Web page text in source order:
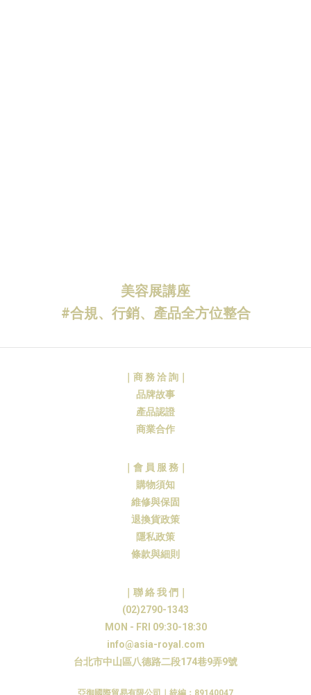
美容展講座
#合規、行銷、產品全方位整合
｜商 務 洽 詢｜
品牌故事
產品認證
商業合作
｜會 員 服 務｜
購物須知
維修與保固
退換貨政策
隱私政策
條款與細則
｜聯 絡 我 們｜
(02)2790-1343
MON - FRI 09:30-18:30
info@asia-royal.com
台北市中山區八德路二段174巷9弄9號
亞御國際貿易有限公司 ｜統編：89140047